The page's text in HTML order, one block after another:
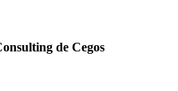
de Cegos